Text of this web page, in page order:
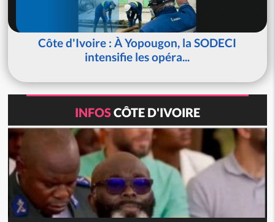
Côte d'Ivoire : À Yopougon, la SODECI
intensifie les opéra...
INFOSCÔTE D'IVOIRE